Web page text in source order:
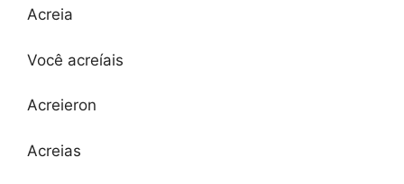
Acreia
Você acreíais
Acreieron
Acreias